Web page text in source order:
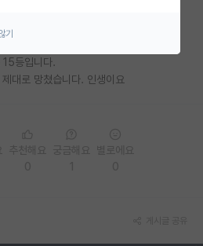
그 흔한 영어 점수도 없는거죠..
등입니다.
대로 망쳤습니다. 인생이요
기